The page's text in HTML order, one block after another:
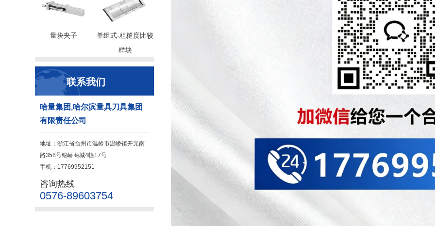
量块夹子
单组式-粗糙度比较
样块
联系我们
哈量集团,哈尔滨量具刀具集团
有限责任公司
地址：浙江省台州市温岭市温峤镇开元南
路358号锦峤商城4幢17号
手机：17769952151
咨询热线
0576-89603754